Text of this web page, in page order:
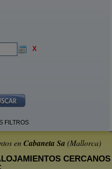
X
FILTROS
enCabaneta Sa (Mallorca)
CERCANOS
: